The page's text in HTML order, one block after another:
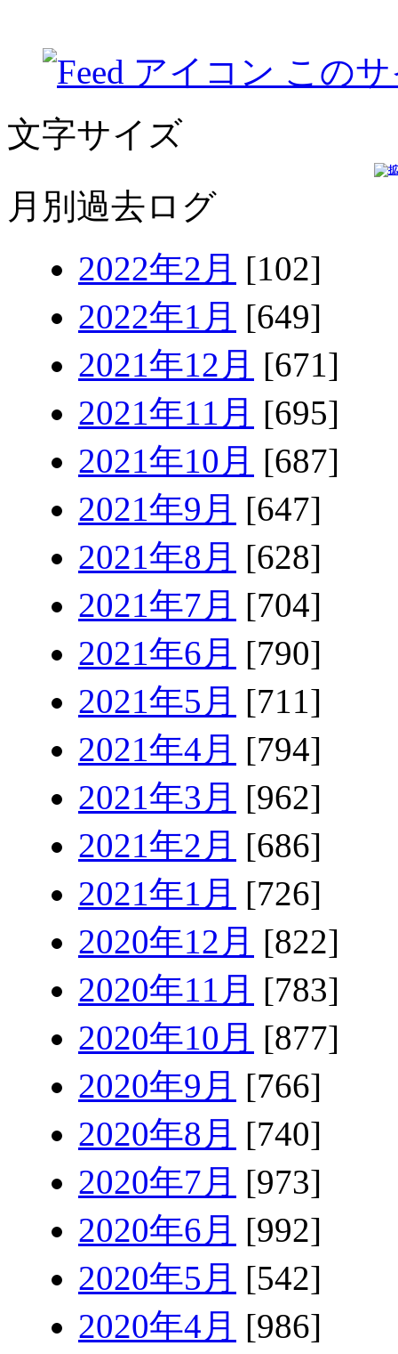
この
文字サイズ
月別過去ログ
2022年2月 [102]
2022年1月 [649]
2021年12月 [671]
2021年11月 [695]
2021年10月 [687]
2021年9月 [647]
2021年8月 [628]
2021年7月 [704]
2021年6月 [790]
2021年5月 [711]
2021年4月 [794]
2021年3月 [962]
2021年2月 [686]
2021年1月 [726]
2020年12月 [822]
2020年11月 [783]
2020年10月 [877]
2020年9月 [766]
2020年8月 [740]
2020年7月 [973]
2020年6月 [992]
2020年5月 [542]
2020年4月 [986]